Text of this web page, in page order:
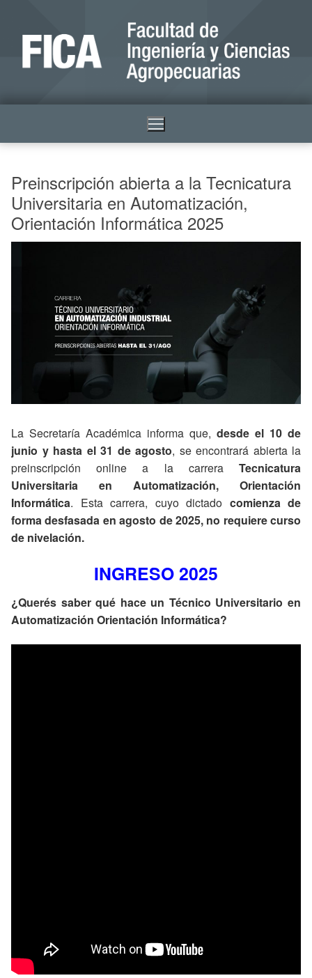
Preinscripción abierta a la Tecnicatura
Universitaria en Automatización,
Orientación Informática 2025
La Secretaría Académica informa que, desde el 10 de
junio y hasta el 31 de agosto, se encontrará abierta la
preinscripción online a la carrera Tecnicatura
Universitaria en Automatización, Orientación
Informática. Esta carrera, cuyo dictado comienza de
forma desfasada en agosto de 2025, no requiere curso
de nivelación.
INGRESO 2025
¿Querés saber qué hace un Técnico Universitario en
Automatización Orientación Informática?